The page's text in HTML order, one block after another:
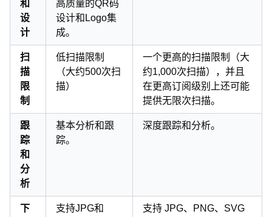
和
设
计
高质量的QR码
设计和Logo集
成。
扫
描
限
制
低扫描限制
（大约500次扫
描）
一个更高的扫描限制（大
约1,000次扫描），并且
在更高订阅级别上还可能
提供无限次扫描。
跟
踪
和
分
析
基本分析和跟
踪。
深度跟踪和分析。
下
支持JPG和
支持 JPG、PNG、SVG